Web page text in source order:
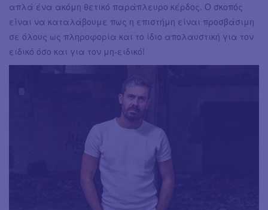
απλά ένα ακόμη θετικό παράπλευρο κέρδος. Ο σκοπός
είναι να καταλάβουμε πως η επιστήμη είναι προσβάσιμη
σε όλους ως πληροφορία και το ίδιο απολαυστική για τον
ειδικό όσο και για τον μη-ειδικό!